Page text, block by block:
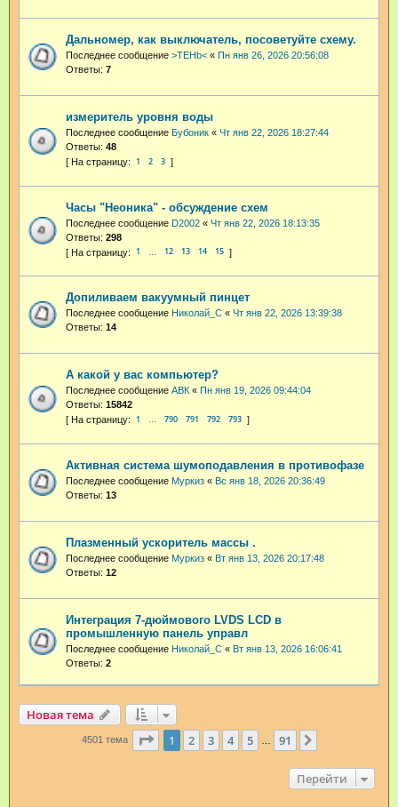
Дальномер, как выключатель, посоветуйте схему.
Последнее сообщение >TEHb< « Пн янв 26, 2026 20:56:08
Ответы: 7
измеритель уровня воды
Последнее сообщение Бубоник « Чт янв 22, 2026 18:27:44
Ответы: 48
1 2 3
Часы "Неоника" - обсуждение схем
Последнее сообщение D2002 « Чт янв 22, 2026 18:13:35
Ответы: 298
1 12 13 14 15
Допиливаем вакуумный пинцет
Последнее сообщение Николай_С « Чт янв 22, 2026 13:39:38
Ответы: 14
А какой у вас компьютер?
Последнее сообщение АВК « Пн янв 19, 2026 09:44:04
Ответы: 15842
1 … 790 791 792 793
Активная система шумоподавления в противофазе
Последнее сообщение Муркиз « Вс янв 18, 2026 20:36:49
Ответы: 13
Плазменный ускоритель массы .
Последнее сообщение Муркиз « Вт янв 13, 2026 20:17:48
Ответы: 12
Интеграция 7-дюймового LVDS LCD в
промышленную панель управл
Последнее сообщение Николай_С « Вт янв 13, 2026 16:06:41
Ответы: 2
Новая тема
4501 тема Страница из 91
1 2 3 4 5 91
Перейти